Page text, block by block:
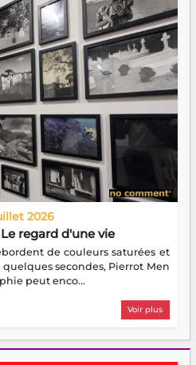
2026
regard d'une vie
de couleurs saturées et
secondes, Pierrot Men
peut enco...
Voir plus